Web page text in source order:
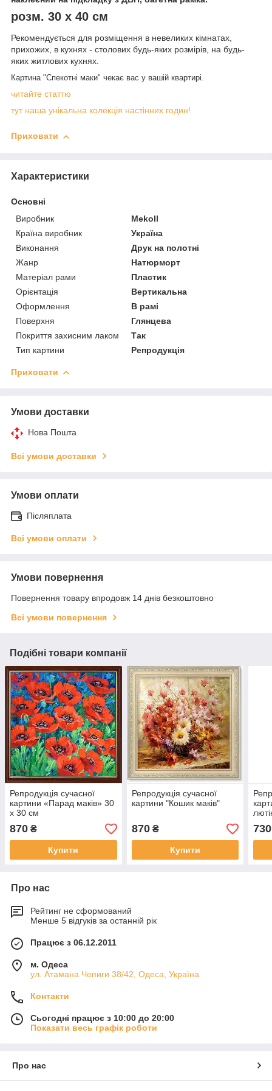
розм. 30 х 40 см
Рекомендується для розміщення в невеликих кімнатах,
прихожих, в кухнях - столових будь-яких розмірів, на будь-
яких житлових кухнях.
Картина "Спекотні маки" чекає вас у вашій квартирі.
читайте статтю
тут наша унікальна колекція настінних годин!
Приховати
Характеристики
Основні
Виробник
Mekoll
Країна виробник
Україна
Виконання
Друк на полотні
Жанр
Натюрморт
Матеріал рами
Пластик
Орієнтація
Вертикальна
Оформлення
В рамі
Поверхня
Глянцева
Покриття захисним лаком
Так
Тип картини
Репродукція
Приховати
Умови доставки
Нова Пошта
Всі умови доставки
Умови оплати
Післяплата
Всі умови оплати
Умови повернення
Повернення товару впродовж 14 днів безкоштовно
Всі умови повернення
Подібні товари компанії
Репродукція сучасної
картини «Парад маків» 30
х 30 см
870 ₴
Купити
Репродукція сучасної
картини "Кошик маків"
870₴
Купити
730
Про нас
Рейтинг не сформований
Менше 5 відгуків за останній рік
Працює з 06.12.2011
м. Одеса
ул. Атамана Чепиги 38/42, Одеса, Україна
Контакти
Сьогодні працює з 10:00 до 20:00
Показати весь графік роботи
Про нас